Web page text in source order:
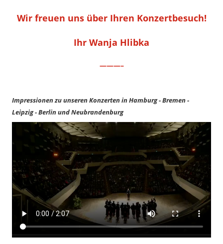
Wir freuen uns über Ihren Konzertbesuch!
Ihr Wanja Hlibka
———–
Impressionen zu unseren Konzerten in Hamburg - Bremen -
Leipzig - Berlin und Neubrandenburg